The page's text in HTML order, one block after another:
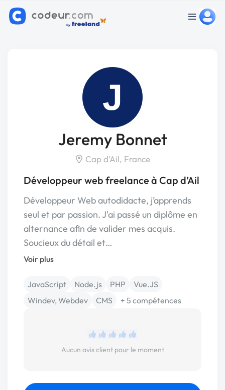
J
Jeremy Bonnet
Cap d’Ail, France
Développeur web freelance à Cap d’Ail
Développeur Web autodidacte, j’apprends
seul et par passion. J'ai passé un diplôme en
alternance afin de valider mes acquis.
Soucieux du détail et…
Voir plus
JavaScript Node.js PHP
Vue.JS
Windev, Webdev
CMS + 5 compétences
Aucun avis client pour le moment